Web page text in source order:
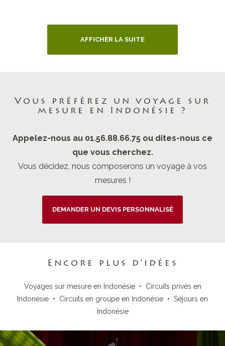
AFFICHER LA SUITE
Vous préférez un voyage sur
mesure en Indonésie ?
Appelez-nous au 01.56.88.66.75 ou dites-nous ce
que vous cherchez.
Vous décidez, nous composerons un voyage à vos
mesures !
DEMANDER UN DEVIS PERSONNALISÉ
Encore plus d’idées
Voyages sur mesure en Indonésie• Circuits privés en
Indonésie • Circuits en groupe en Indonésie • Séjours en
Indonésie